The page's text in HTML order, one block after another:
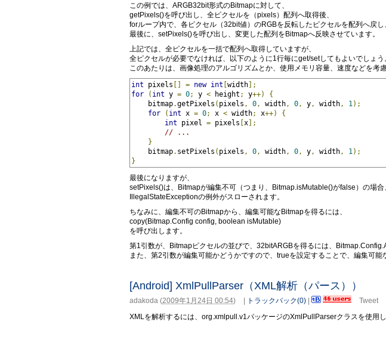
この例では、ARGB32bit形式のBitmapに対して、
getPixels()を呼び出し、全ピクセルを（pixels）配列へ取得後、
forループ内で、各ピクセル（32bit値）のRGBを反転したピクセルを配列へ戻し
最後に、setPixels()を呼び出し、変更した配列をBitmapへ反映させています。
上記では、全ピクセルを一括で配列へ取得していますが、
全ピクセルが必要でなければ、以下のように1行毎にget/setしてもよいでしょう
このあたりは、画像処理のアルゴリズムとか、使用メモリ容量、速度などを考
int pixels [] = new int [width];
for
( int y = 0; y < height ; y++)
{
bitmap.getPixels ( pixels , 0 , width , 0 , y , width , 1 );
for
( int x = 0; x < width; x++)
{
int pixel = pixels [x];
// ...
}
bitmap. setPixels ( pixels , 0 , width , 0 , y , width , 1 );
}
最後になりますが、
setPixels()は、Bitmapが編集不可（つまり、Bitmap.isMutable()がfalse）の場合
IllegalStateExceptionの例外がスローされます。
ちなみに、編集不可のBitmapから、編集可能なBitmapを得るには、
copy(Bitmap.Config config, boolean isMutable)
を呼び出します。
第1引数が、Bitmapピクセルの並びで、32bitARGBを得るには、
また、第2引数が編集可能かどうかですので、trueを設定することで、編集可能
[Android] XmlPullParser（XML解析（パース））
adakoda (2009年1月24日 00:54) | トラックバック(0) |
Tweet
XMLを解析するには、org.xmlpull.v1パッケージのXmlPullParserクラスを使用し